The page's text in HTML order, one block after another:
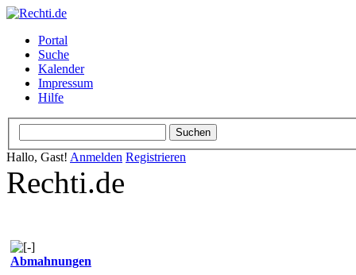
Portal
Suche
Kalender
Impressum
Hilfe
Hallo, Gast! Anmelden Registrieren
Rechti.de
Abmahnungen